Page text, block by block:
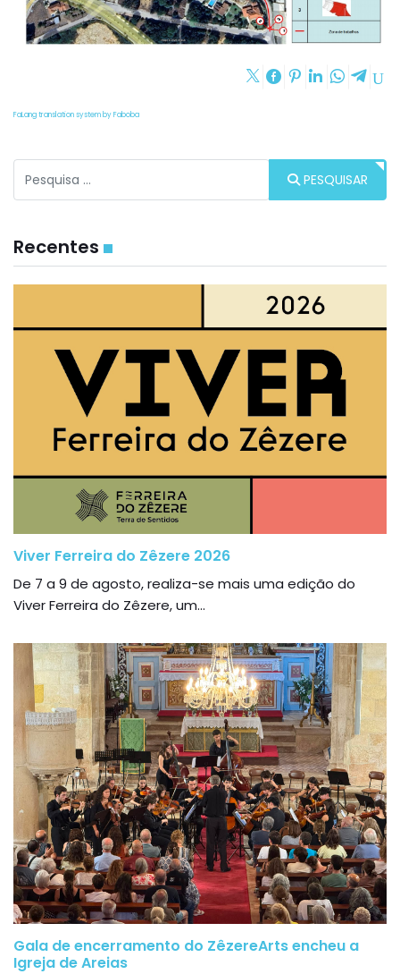
PESQUISAR
Recentes
Viver Ferreira do Zêzere 2026
De 7 a 9 de agosto, realiza-se mais uma edição do
Viver Ferreira do Zêzere, um...
Gala de encerramento do ZêzereArts encheu a
Igreja de Areias
FaLang translation system by Faboba